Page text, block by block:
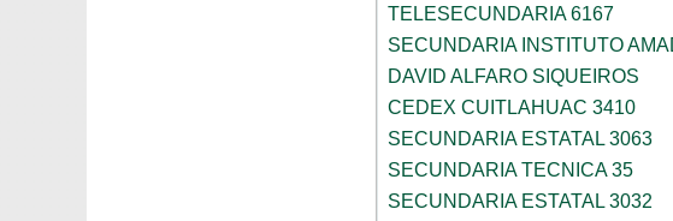
TELESECUNDARIA 6167
SECUNDARIA INSTITUTO
DAVID ALFARO SIQUEIROS
CEDEX CUITLAHUAC 3410
SECUNDARIA ESTATAL 3063
SECUNDARIA TECNICA 35
SECUNDARIA ESTATAL 3032